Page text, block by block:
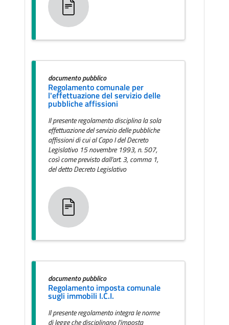
documento pubblico
Regolamento comunale per
l'effettuazione del servizio delle
pubbliche affissioni
Il presente regolamento disciplina la sola
effettuazione del servizio delle pubbliche
affissioni di cui al Capo I del Decreto
Legislativo 15 novembre 1993, n. 507,
così come previsto dall'art. 3, comma 1,
del detto Decreto Legislativo
documento pubblico
Regolamento imposta comunale
sugli immobili I.C.I.
Il presente regolamento integra le norme
di legge che disciplinano l'imposta